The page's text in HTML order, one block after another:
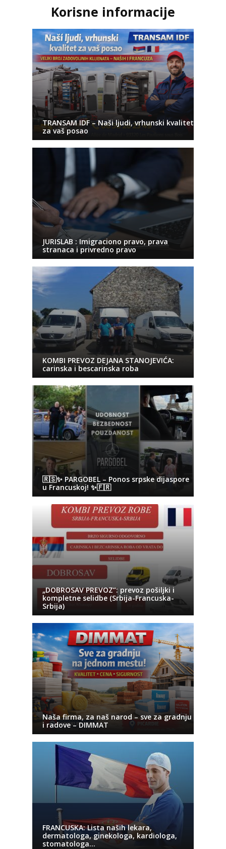
Korisne informacije
TRANSAM IDF – Naši ljudi, vrhunski kvalitet
za vaš posao
JURISLAB : Imigraciono pravo, prava
stranaca i privredno pravo
KOMBI PREVOZ DEJANA STANOJEVIĆA:
carinska i bescarinska roba
🇷🇸✨ PARGOBEL – Ponos srpske dijaspore
u Francuskoj! ✨🇫🇷
„DOBROSAV PREVOZ“: prevoz pošiljki i
kompletne selidbe (Srbija-Francuska-
Srbija)
Naša firma, za naš narod – sve za gradnju
i radove – DIMMAT
FRANCUSKA: Lista naših lekara,
dermatologa, ginekologa, kardiologa,
stomatologa…